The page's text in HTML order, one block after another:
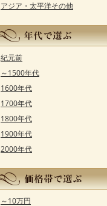
アジア・太平洋その他
紀元前
～1500年代
1600年代
1700年代
1800年代
1900年代
2000年代
～10万円